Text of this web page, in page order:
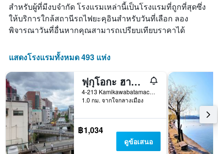
สำหรับผู้ที่มีงบจำกัด โรงแรมเหล่านี้เป็นโรงแรมที่ถูกที่สุดซึ่ง
ให้บริการใกล้สถานีรถไฟยะคุอินสำหรับวันที่เลือก ลอง
พิจารณาวันที่อื่นหากคุณสามารถเปรียบเทียบราคาได้
แสดงโรงแรมทั้งหมด 493 แห่ง
ฟุกุโอกะ ฮานะ โฮสเทล
4-213 Kamikawabatamachi, ฟุกุโอกะ, ญี่ปุ่น
1.0 กม. จากใจกลางเมือง
฿1,034
ดูข้อเสนอ